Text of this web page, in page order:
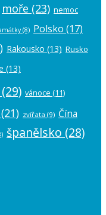
moře (23) nemoc
(8) Polsko (17)
Rakousko (13) Rusko
(13)
(29) vánoce (11)
(21) zvířata (9) Čína
španělsko (28)